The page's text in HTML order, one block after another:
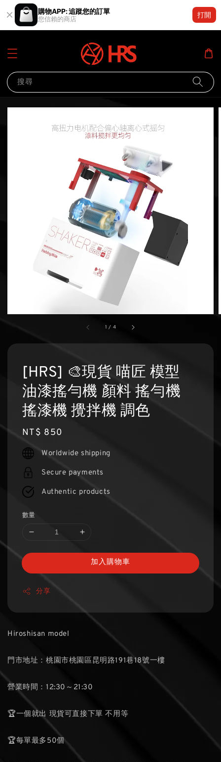
購物APP: 追蹤您的訂單
您信賴的商店
打開
搜尋
1 / 4
[HRS] 🎨現貨 喵匠 模型
油漆搖勻機 顏料 搖勻機
搖漆機 攪拌機 調色
Regular
price
NT$ 850
Worldwide shipping
Secure payments
Authentic products
數量
加入購物車
分享
Hiroshisan model
門市地址：桃園市桃園區昆明路191巷18號一樓
營業時間：12:30～21:30
🏆一個就出 現貨可直接下單 不用等
🏆每單最多50個